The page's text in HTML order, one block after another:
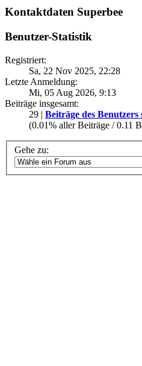
Kontaktdaten Superbee
Benutzer-Statistik
Registriert:
Sa, 22 Nov 2025, 22:28
Letzte Anmeldung:
Mi, 05 Aug 2026, 9:13
Beiträge insgesamt:
29 | Beiträge des Benutzers
(0.01% aller Beiträge / 0.11
Gehe zu: